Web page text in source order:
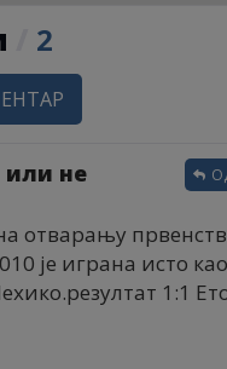
2
или не
отварању
је играна исто као
1:1